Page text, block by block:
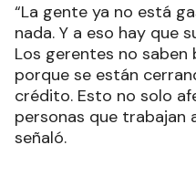
“La gente ya no está
nada. Y a eso hay que
Los gerentes no saben
porque se están
crédito. Esto no solo
personas que trabajan
señaló.